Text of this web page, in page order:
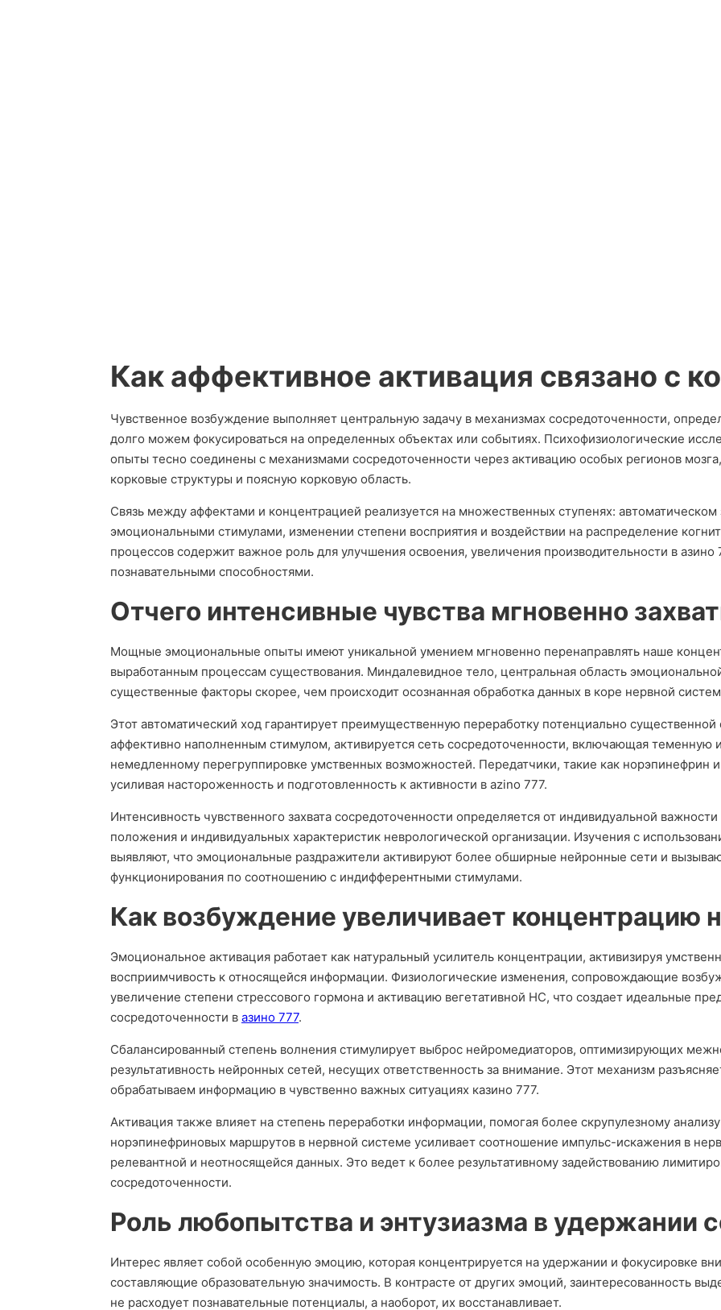
Как аффективное активация связано с
Чувственное возбуждение выполняет центральную задачу в механизмах сосредоточенности,
долго можем фокусироваться на определенных объектах или событиях. Психофизиологические
опыты тесно соединены с механизмами сосредоточенности через активацию особых регионов
корковые структуры и поясную корковую область.
Связь между аффектами и концентрацией реализуется на множественных ступенях: автоматическом
эмоциональными стимулами, изменении степени восприятия и воздействии на распределение
процессов содержит важное роль для улучшения освоения, увеличения производительности в
познавательными способностями.
Отчего интенсивные чувства мгновенно
Мощные эмоциональные опыты имеют уникальной умением мгновенно перенаправлять наше
выработанным процессам существования. Миндалевидное тело, центральная область
существенные факторы скорее, чем происходит осознанная обработка данных в коре нервной
Этот автоматический ход гарантирует преимущественную переработку потенциально
аффективно наполненным стимулом, активируется сеть сосредоточенности, включающая теменную
немедленному перегруппировке умственных возможностей. Передатчики, такие как норэпинефрин
усиливая настороженность и подготовленность к активности в azino 777.
Интенсивность чувственного захвата сосредоточенности определяется от индивидуальной
положения и индивидуальных характеристик неврологической организации. Изучения с
выявляют, что эмоциональные раздражители активируют более обширные нейронные сети и
функционирования по соотношению с индифферентными стимулами.
Как возбуждение увеличивает концентрацию
Эмоциональное активация работает как натуральный усилитель концентрации, активизируя
восприимчивость к относящейся информации. Физиологические изменения, сопровождающие
увеличение степени стрессового гормона и активацию вегетативной НС, что создает идеальные
сосредоточенности в азино 777.
Сбалансированный степень волнения стимулирует выброс нейромедиаторов, оптимизирующих
результативность нейронных сетей, несущих ответственность за внимание. Этот механизм
обрабатываем информацию в чувственно важных ситуациях казино 777.
Активация также влияет на степень переработки информации, помогая более скрупулезному
норэпинефриновых маршрутов в нервной системе усиливает соотношение импульс-искажения в
релевантной и неотносящейся данных. Это ведет к более результативному задействованию
сосредоточенности.
Роль любопытства и энтузиазма в удержании
Интерес являет собой особенную эмоцию, которая концентрируется на удержании и фокусировке
составляющие образовательную значимость. В контрасте от других эмоций, заинтересованность
не расходует познавательные потенциалы, а наоборот, их восстанавливает.